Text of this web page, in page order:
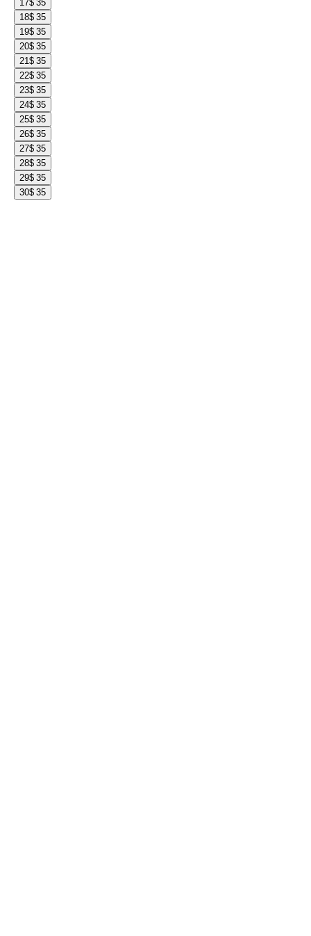
17$ 35
18$ 35
19$ 35
20$ 35
21$ 35
22$ 35
23$ 35
24$ 35
25$ 35
26$ 35
27$ 35
28$ 35
29$ 35
30$ 35